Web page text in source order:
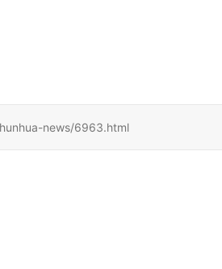
news/6963.html